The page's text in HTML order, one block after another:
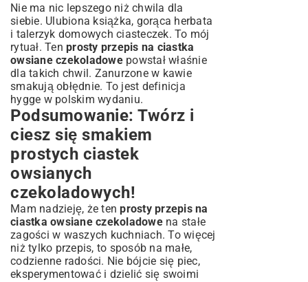
Nie ma nic lepszego niż chwila dla
siebie. Ulubiona książka, gorąca herbata
i talerzyk domowych ciasteczek. To mój
rytuał. Ten prosty przepis na ciastka
owsiane czekoladowepowstał właśnie
dla takich chwil. Zanurzone w kawie
smakują obłędnie. To jest definicja
hygge w polskim wydaniu.
Podsumowanie: Twórz i
ciesz się smakiem
prostych ciastek
owsianych
czekoladowych!
Mam nadzieję, że tenprosty przepis na
ciastka owsiane czekoladowena stałe
zagości w waszych kuchniach. To więcej
niż tylko przepis, to sposób na małe,
codzienne radości. Nie bójcie się piec,
eksperymentować i dzielić się swoimi